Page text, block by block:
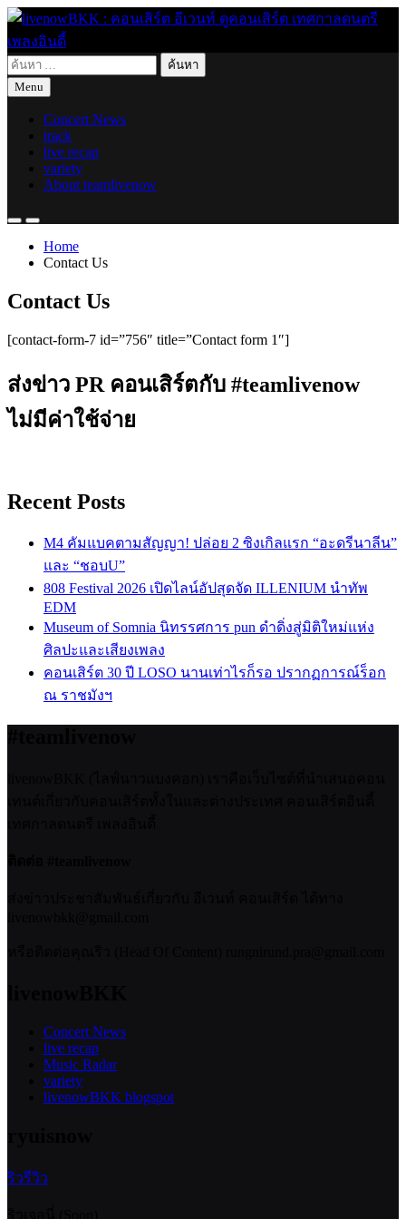
Skip
content
livenowBKK : คอนเสิร์ต อีเวนท์ ดูคอนเสิร์ต เทศกาลดนตรี เพลง
อินดี้
live for today
ค้นหา
สำหรับ:
Menu
Concert News
track
live recap
variety
About teamlivenow
Home
Contact Us
Contact Us
[contact-form-7 id=”756″ title=”Contact form 1″]
ส่งข่าว PR คอนเสิร์ตกับ #teamlivenow
ไม่มีค่าใช้จ่าย
Recent Posts
M4 คัมแบคตามสัญญา! ปล่อย 2 ซิงเกิลแรก “อะดรีนาลีน”
และ “ชอบU”
808 Festival 2026 เปิดไลน์อัปสุดจัด ILLENIUM นำทัพ
EDM
Museum of Somnia นิทรรศการ pun ดำดิ่งสู่มิติใหม่แห่ง
ศิลปะและเสียงเพลง
คอนเสิร์ต 30 ปี LOSO นานเท่าไรก็รอ ปรากฏการณ์ร็อก
ณ ราชมังฯ
Concert News
live recap
Music Radar
variety
livenowBKK blogspot
ริวรีวิว